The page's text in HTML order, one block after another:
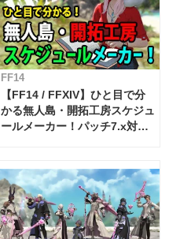
FF14
【FF14 / FFXIV】ひと目で分
かる無人島・開拓工房スケジュ
ールメーカー！パッチ7.x対応